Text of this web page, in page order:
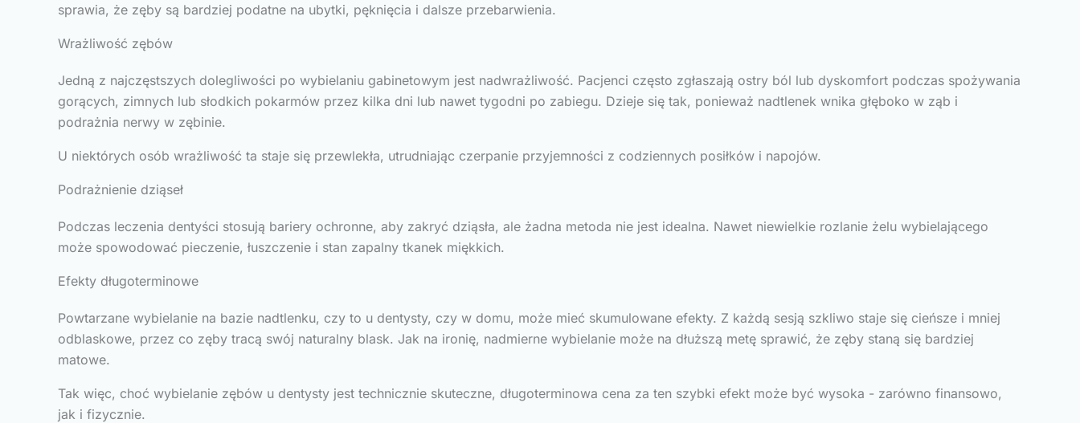
sprawia, że zęby są bardziej podatne na ubytki, pęknięcia i dalsze przebarwienia.
Wrażliwość zębów
Jedną z najczęstszych dolegliwości po wybielaniu gabinetowym jest nadwrażliwość. Pacjenci często zgłaszają ostry ból lub dyskomfort podczas spożywania
gorących, zimnych lub słodkich pokarmów przez kilka dni lub nawet tygodni po zabiegu. Dzieje się tak, ponieważ nadtlenek wnika głęboko w ząb i
podrażnia nerwy w zębinie.
U niektórych osób wrażliwość ta staje się przewlekła, utrudniając czerpanie przyjemności z codziennych posiłków i napojów.
Podrażnienie dziąseł
Podczas leczenia dentyści stosują bariery ochronne, aby zakryć dziąsła, ale żadna metoda nie jest idealna. Nawet niewielkie rozlanie żelu wybielającego
może spowodować pieczenie, łuszczenie i stan zapalny tkanek miękkich.
Efekty długoterminowe
Powtarzane wybielanie na bazie nadtlenku, czy to u dentysty, czy w domu, może mieć skumulowane efekty. Z każdą sesją szkliwo staje się cieńsze i mniej
odblaskowe, przez co zęby tracą swój naturalny blask. Jak na ironię, nadmierne wybielanie może na dłuższą metę sprawić, że zęby staną się bardziej
matowe.
Tak więc, choć wybielanie zębów u dentysty jest technicznie skuteczne, długoterminowa cena za ten szybki efekt może być wysoka - zarówno finansowo,
jak i fizycznie.